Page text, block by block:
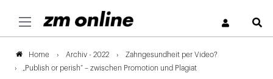
Home Archiv - 2022
Zahngesundheit per Video?
„Publish or perish“ – zwischen Promotion und Plagiat